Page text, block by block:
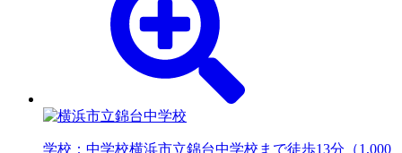
学校：中学校横浜市立錦台中学校まで徒歩13分（1,000